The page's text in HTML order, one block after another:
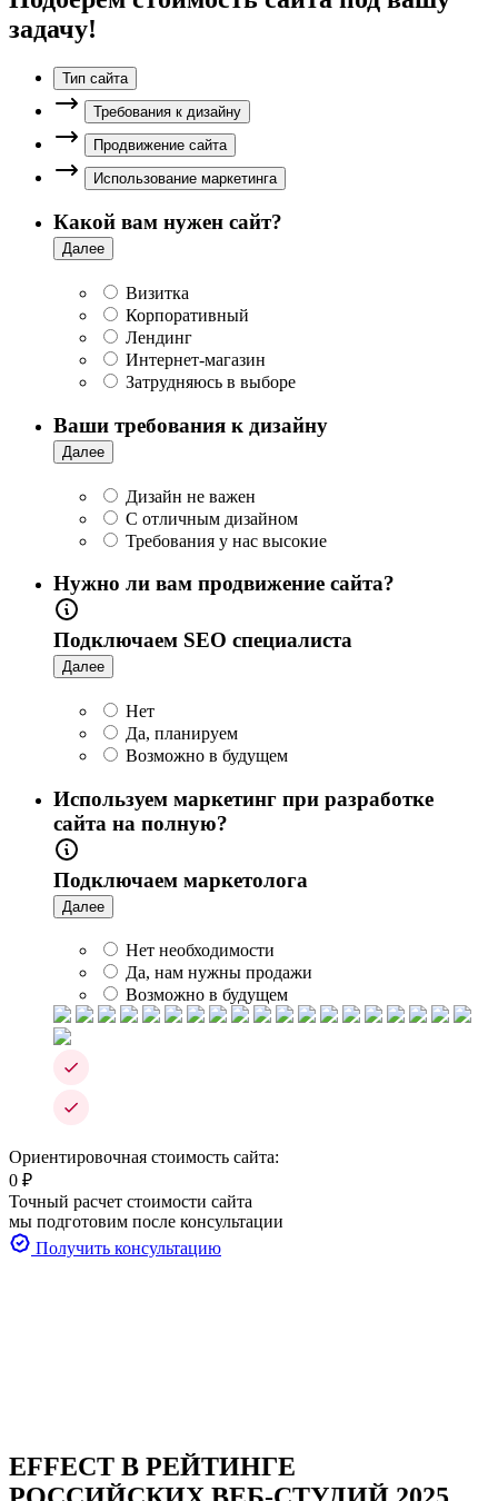
задачу!
Тип сайта
Требования к дизайну
Продвижение сайта
Использование маркетинга
Какой вам нужен сайт?
Далее
Визитка
Корпоративный
Лендинг
Интернет-магазин
Затрудняюсь в выборе
Ваши требования к дизайну
Далее
Дизайн не важен
С отличным дизайном
Требования у нас высокие
Нужно ли вам продвижение сайта?
Подключаем SEO специалиста
Далее
Нет
Да, планируем
Возможно в будущем
Используем маркетинг при разработке
сайта на полную?
Подключаем маркетолога
Далее
Нет необходимости
Да, нам нужны продажи
Возможно в будущем
Ориентировочная стоимость сайта:
0 ₽
Точный расчет стоимости сайта
мы подготовим после консультации
Получить консультацию
EFFECT В РЕЙТИНГЕ